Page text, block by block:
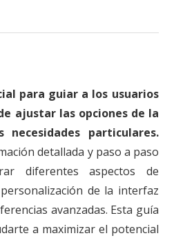
para guiar a los usuarios
ajustar las opciones de la
necesidades particulares.
detallada y paso a paso
diferentes aspectos de
de la interfaz
avanzadas. Esta guía
a maximizar el potencial